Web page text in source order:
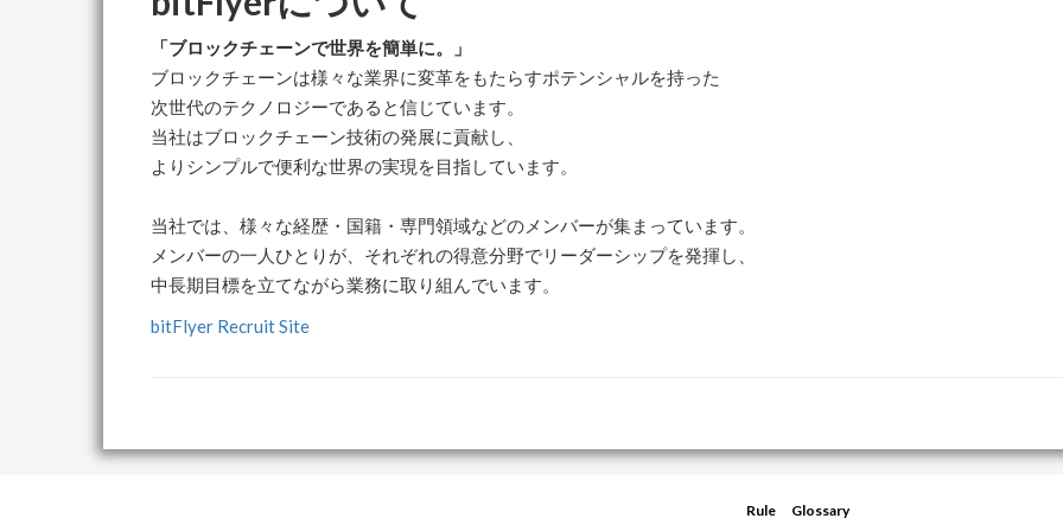
「ブロックチェーンで世界を簡単に。」
ブロックチェーンは様々な業界に変革をもたらすポテンシャルを持った
次世代のテクノロジーであると信じています。
当社はブロックチェーン技術の発展に貢献し、
よりシンプルで便利な世界の実現を目指しています。
当社では、様々な経歴・国籍・専門領域などのメンバーが集まっています。
メンバーの一人ひとりが、それぞれの得意分野でリーダーシップを発揮し、
中長期目標を立てながら業務に取り組んでいます。
bitFlyer Recruit Site
Rule Glossary